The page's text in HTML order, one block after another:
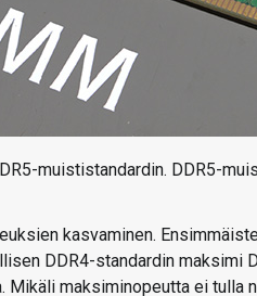
muististandardin. DDR5-
kasvaminen.
DDR4-standardin maksimi
maksiminopeutta ei tulla